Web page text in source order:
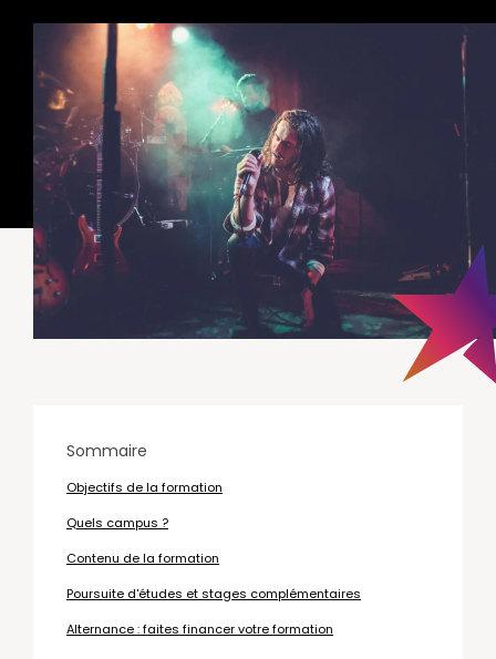
Sommaire
Objectifs de la formation
Quels campus ?
Contenu de la formation
Poursuite d'études et stages complémentaires
Alternance : faites financer votre formation